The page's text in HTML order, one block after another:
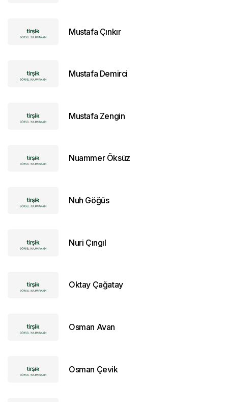
Mustafa Çınkır
Mustafa Demirci
Mustafa Zengin
Nuammer Öksüz
Nuh Göğüs
Nuri Çıngıl
Oktay Çağatay
Osman Avan
Osman Çevik